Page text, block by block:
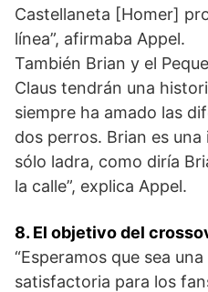
Castellaneta [Homer]
línea”, afirmaba Appel.
También Brian y el
Claus tendrán una
siempre ha amado las
dos perros. Brian es
sólo ladra, como diría
la calle”, explica Appel.
8. El objetivo del
“Esperamos que sea
satisfactoria para los